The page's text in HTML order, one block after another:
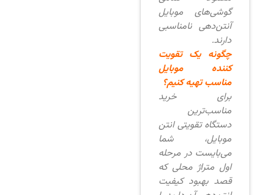
گوشی‌های موبایل
آنتن‌دهی نامناسبی
دارند.
چگونه یک تقویت
کننده موبایل
مناسب تهیه کنیم؟
برای خرید
مناسب‌ترین
دستگاه تقویتی انتن
موبایل، شما
می‌بایست در مرحله
اول متراژ محلی که
قصد بهبود کیفیت